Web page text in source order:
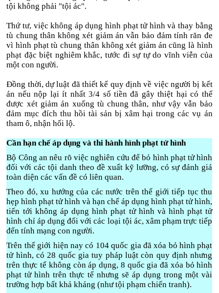
tội không phải "tội ác".
Thứ tư, việc không áp dụng hình phạt tử hình và thay bằng
tù chung thân không xét giảm án vẫn bảo đảm tính răn đe
vì hình phạt tù chung thân không xét giảm án cũng là hình
phạt đặc biệt nghiêm khắc, tước đi sự tự do vĩnh viễn của
một con người.
Đồng thời, dự luật đã thiết kế quy định về việc người bị kết
án nếu nộp lại ít nhất 3/4 số tiền đã gây thiệt hại có thể
được xét giảm án xuống tù chung thân, như vậy vẫn bảo
đảm mục đích thu hồi tài sản bị xâm hại trong các vụ án
tham ô, nhận hối lộ.
Cần hạn chế áp dụng và thi hành hình phạt tử hình
Bộ Công an nêu rõ việc nghiên cứu để bỏ hình phạt tử hình
đối với các tội danh theo đề xuất kỹ lưỡng, có sự đánh giá
toàn diện các vấn đề có liên quan.
Theo đó, xu hướng của các nước trên thế giới tiếp tục thu
hẹp hình phạt tử hình và hạn chế áp dụng hình phạt tử hình,
tiến tới không áp dụng hình phạt tử hình và hình phạt tử
hình chỉ áp dụng đối với các loại tội ác, xâm phạm trực tiếp
đến tính mạng con người.
Trên thế giới hiện nay có 104 quốc gia đã xóa bỏ hình phạt
tử hình, có 28 quốc gia tuy pháp luật còn quy định nhưng
trên thực tế không còn áp dụng, 8 quốc gia đã xóa bỏ hình
phạt tử hình trên thực tế nhưng sẽ áp dụng trong một vài
trường hợp bất khả kháng (như tội phạm chiến tranh).